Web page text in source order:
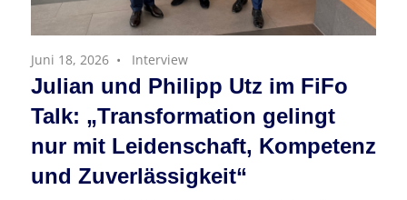
Juni 18, 2026 Interview
Julian und Philipp Utz im FiFo
Talk: „Transformation gelingt
nur mit Leidenschaft, Kompetenz
und Zuverlässigkeit“